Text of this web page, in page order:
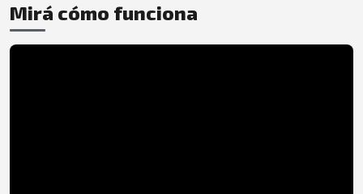
Mirá cómo funciona